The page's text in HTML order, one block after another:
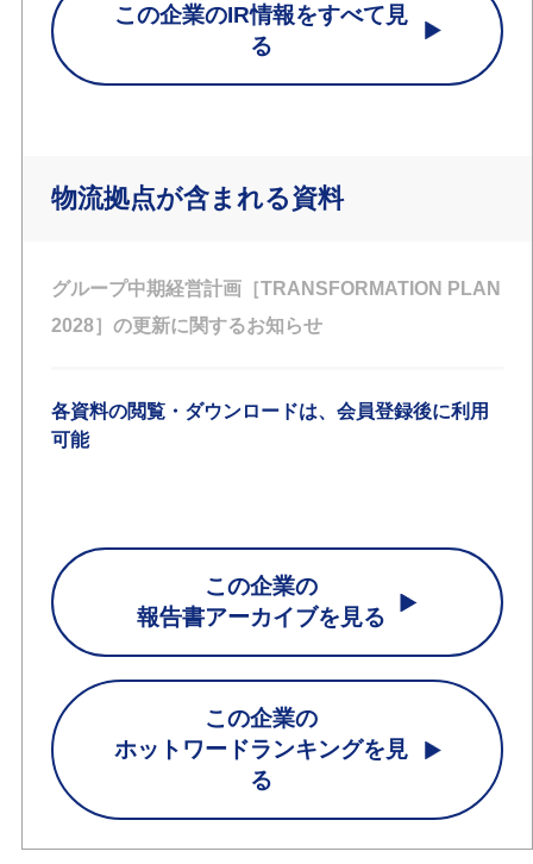
この企業のIR情報をすべて見
る
物流拠点が含まれる資料
グループ中期経営計画［TRANSFORMATION PLAN
2028］の更新に関するお知らせ
各資料の閲覧・ダウンロードは、会員登録後に利用
可能
この企業の
報告書アーカイブを見る
この企業の
ホットワードランキングを見
る